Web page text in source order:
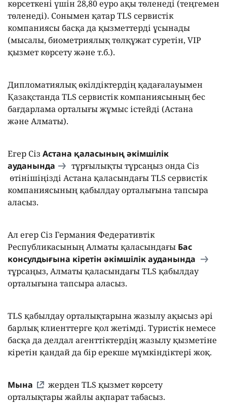
көрсеткені үшін 28,80 еуро ақы төленеді (теңгемен
төленеді). Сонымен қатар TLS сервистік
компаниясы басқа да қызметтерді ұсынады
(мысалы, биометриялық төлқұжат суретін, VIP
қызмет көрсету және т.б.).
Дипломатиялық өкілдіктердің қадағалауымен
Қазақстанда TLS сервистік компаниясының бес
бағдарлама орталығы жұмыс істейді (Астана
және Алматы).
Егер Сіз Астана қаласының әкімшілік
ауданында
тұрғылықты тұрсаңыз онда Сіз
өтінішіңізді Астана қалаcындағы TLS сервистік
компаниясының қабылдау орталығына тапсыра
аласыз.
Ал егер Сіз Германия Федеративтік
Республикасының Алматы қаласындағы Бас
консулдығына кіретін әкімшілік ауданында
тұрсаңыз, Алматы қаласындағы TLS қабылдау
орталығына тапсыра аласыз.
TLS қабылдау орталықтарына жазылу ақысыз әрі
барлық клиенттерге қол жетімді. Туристік немесе
басқа да делдал агенттіктердің жазылу қызметіне
кіретін қандай да бір ерекше мүмкіндіктері жоқ.
Мына
жерден TLS қызмет көрсету
орталықтары жайлы ақпарат табасыз.